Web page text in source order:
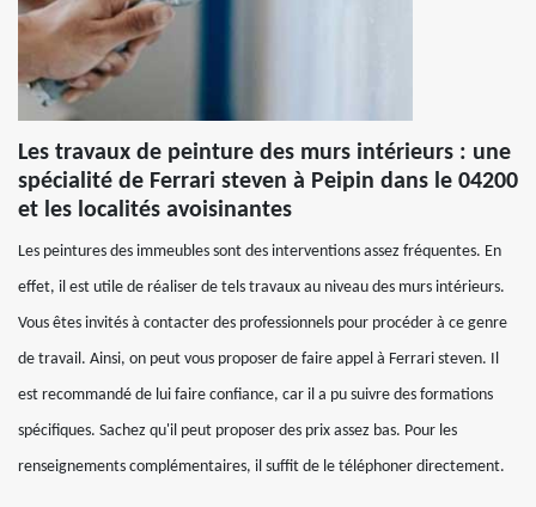
Les travaux de peinture des murs intérieurs : une
spécialité de Ferrari steven à Peipin dans le 04200
et les localités avoisinantes
Les peintures des immeubles sont des interventions assez fréquentes. En
effet, il est utile de réaliser de tels travaux au niveau des murs intérieurs.
Vous êtes invités à contacter des professionnels pour procéder à ce genre
de travail. Ainsi, on peut vous proposer de faire appel à Ferrari steven. Il
est recommandé de lui faire confiance, car il a pu suivre des formations
spécifiques. Sachez qu'il peut proposer des prix assez bas. Pour les
renseignements complémentaires, il suffit de le téléphoner directement.